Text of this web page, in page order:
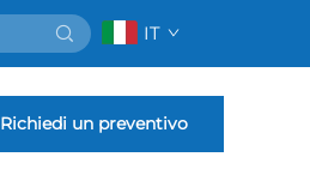
IT
Richiedi un preventivo